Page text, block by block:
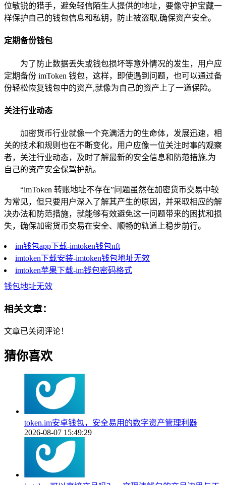
位敏锐的猎手，避免轻信陌生人提供的地址，要像守护宝藏一
样保护自己的钱包信息和私钥，防止被盗取,确保资产安全。
定期备份钱包
为了防止数据丢失或钱包损坏等意外情况的发生，用户应
定期备份 imToken 钱包，这样，即使遇到问题，也可以通过备
份轻松恢复钱包中的资产,就像为自己的资产上了一道保险。
关注行业动态
加密货币行业就像一个充满活力的生命体，发展迅速，相
关的技术和规则也在不断变化，用户应像一位关注时事的观察
者，关注行业动态，及时了解最新的安全信息和防范措施,为
自己的资产安全保驾护航。
“imToken 转账地址不存在”问题虽然在加密货币交易中较
为常见，但只要用户深入了解其产生的原因，并采取相应的解
决办法和防范措施，就能够有效避免这一问题带来的困扰和损
失，确保加密货币交易在安全、顺畅的轨道上稳步前行。
im钱包app下载-imtoken钱包nft
imtoken下载安装-imtoken钱包地址无效
imtoken苹果下载-im钱包密码格式
钱包地址无效
相关文章：
文章已关闭评论！
猜你喜欢
token.im安卓钱包，安全易用的数字资产管理利器
2026-08-07 15:49:29